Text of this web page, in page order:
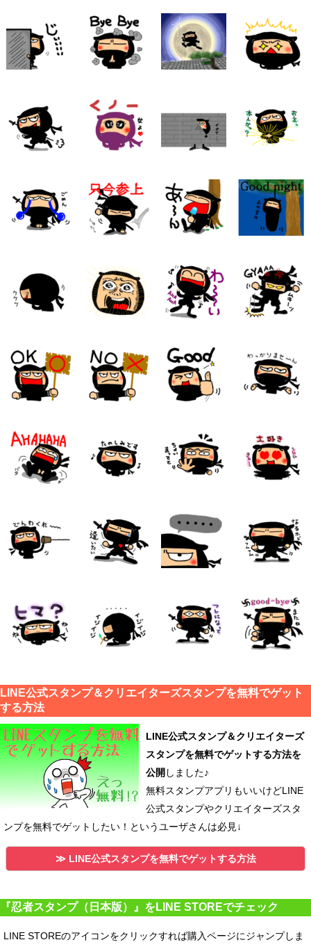
LINE公式スタンプ＆クリエイターズスタンプを無料でゲット
する方法
LINE公式スタンプ＆クリエイターズ
スタンプを無料でゲットする方法を
公開 しました♪
無料スタンプアプリもいいけどLINE
公式スタンプやクリエイターズスタ
ンプを無料でゲットしたい！というユーザさんは必見↓
≫ LINE公式スタンプを無料でゲットする方法
『忍者スタンプ（日本版）』をLINE STOREでチェック
LINE STOREのアイコンをクリックすれば購入ページにジャンプしま